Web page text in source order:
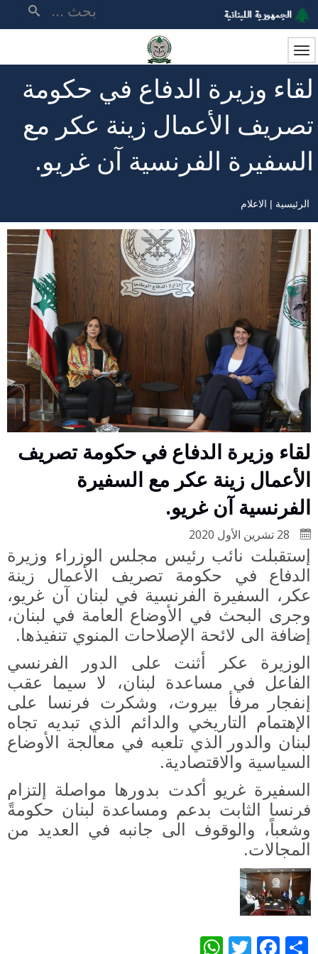
تجاوز
إلى
المحتوى
الرئيسي
لقاء وزيرة الدفاع في حكومة
تصريف الأعمال زينة عكر مع
السفيرة الفرنسية آن غريو.
مسار
التنقل
الرئيسية الاعلام
لقاء وزيرة الدفاع في حكومة تصريف
الأعمال زينة عكر مع السفيرة
الفرنسية آن غريو.
إستقبلت نائب رئيس مجلس الوزراء وزيرة
الدفاع في حكومة تصريف الأعمال زينة
عكر، السفيرة الفرنسية في لبنان آن غريو،
وجرى البحث في الأوضاع العامة في لبنان،
إضافة الى لائحة الإصلاحات المنوي تنفيذها.
الوزيرة عكر أثنت على الدور الفرنسي
الفاعل في مساعدة لبنان، لا سيما عقب
إنفجار
مرفأ بيروت، وشكرت فرنسا على
الإهتمام التاريخي والدائم الذي تبديه تجاه
لبنان والدور الذي تلعبه في معالجة الأوضاع
السياسية والاقتصادية.
السفيرة غريو أكدت بدورها مواصلة إلتزام
فرنسا الثابت بدعم ومساعدة لبنان حكومةً
وشعباً، والوقوف الى جانبه في العديد من
المجالات.
Share
Facebook
Twitter